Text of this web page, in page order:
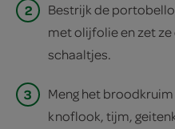
2
Bestrijk de
met olijfolie en zet
schaaltjes.
3
Meng het
knoflook, tijm,